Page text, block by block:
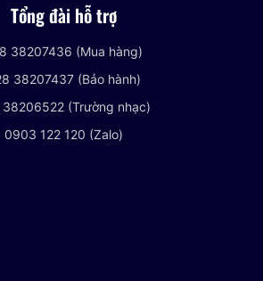
Tổng đài hỗ trợ
38207436 (Mua hàng)
38207437 (Bảo hành)
(Trường nhạc)
0903 122 120 (Zalo)